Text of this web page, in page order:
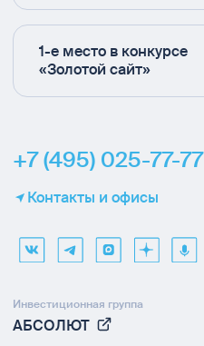
1-е место в конкурсе
«Золотой сайт»
+7 (495) 025-77-77
Контакты и офисы
Инвестиционная группа
АБСОЛЮТ